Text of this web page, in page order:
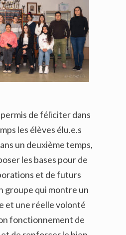
de féliciter dans
les élèves élu.e.s
un deuxième temps,
les bases pour de
et de futurs
groupe qui montre un
et une réelle volonté
fonctionnement de